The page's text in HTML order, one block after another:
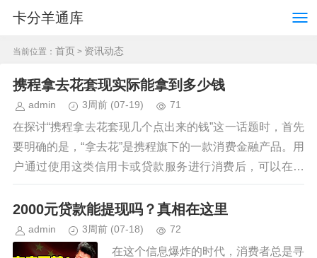
卡分羊通库
当前位置： 首页 > 资讯动态
携程拿去花套现实际能拿到多少钱
admin 3周前 (07-19) 71
在探讨“携程拿去花套现几个点出来的钱”这一话题时，首先
要明确的是，“拿去花”是携程旗下的一款消费金融产品。用
户通过使用这类信用卡或贷款服务进行消费后，可以在一
定周期内享受免息期或低利率优惠，之后再将资...
2000元贷款能提现吗？真相在这里
admin 3周前 (07-18) 72
在这个信息爆炸的时代，消费者总是寻